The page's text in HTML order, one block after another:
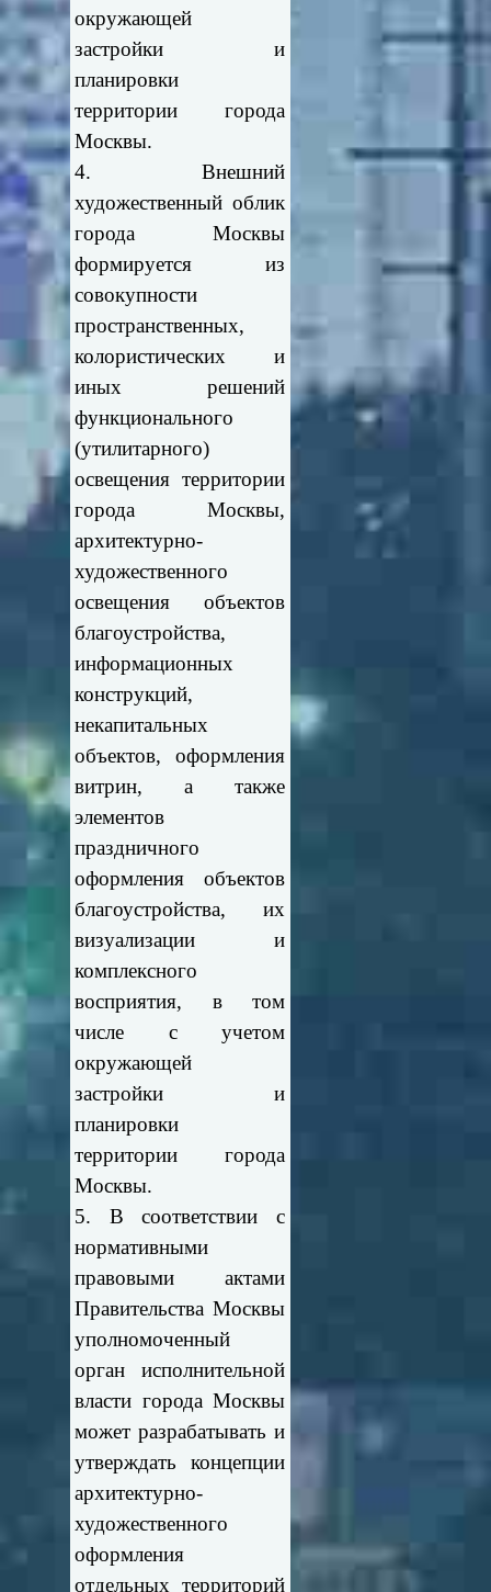
окружающей
застройки и
планировки
территории города
Москвы.
4. Внешний
художественный облик
города Москвы
формируется из
совокупности
пространственных,
колористических и
иных решений
функционального
(утилитарного)
освещения территории
города Москвы,
архитектурно-
художественного
освещения объектов
благоустройства,
информационных
конструкций,
некапитальных
объектов, оформления
витрин, а также
элементов
праздничного
оформления объектов
благоустройства, их
визуализации и
комплексного
восприятия, в том
числе с учетом
окружающей
застройки и
планировки
территории города
Москвы.
5. В соответствии с
нормативными
правовыми актами
Правительства Москвы
уполномоченный
орган исполнительной
власти города Москвы
может разрабатывать и
утверждать концепции
архитектурно-
художественного
оформления
отдельных территорий